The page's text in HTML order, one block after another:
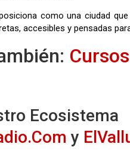
como una ciudad
accesibles y pensadas
Ecosistema
y